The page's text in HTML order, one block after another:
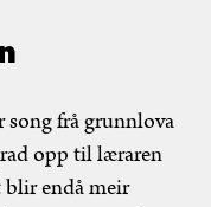
frå grunnlova
opp til læraren
endå meir